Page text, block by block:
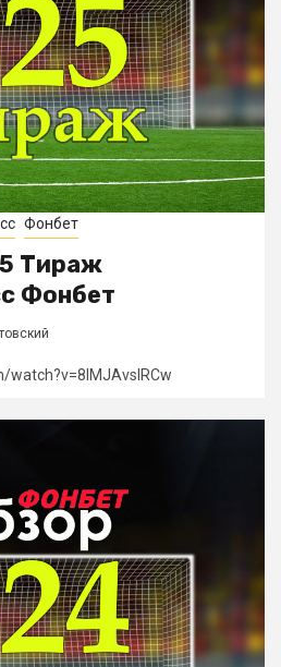
Фонбет
Тираж
Фонбет
watch?v=8IMJAvslRCw